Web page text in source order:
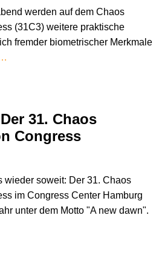
werden auf dem Chaos
(31C3) weitere praktische
fremder biometrischer Merkmale
31. Chaos
Congress
wieder soweit: Der 31. Chaos
im Congress Center Hamburg
unter dem Motto "A new dawn".